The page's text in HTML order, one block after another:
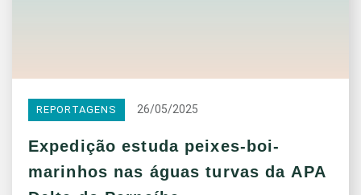
REPORTAGENS 26/05/2025
Expedição estuda peixes-boi-
marinhos nas águas turvas da APA